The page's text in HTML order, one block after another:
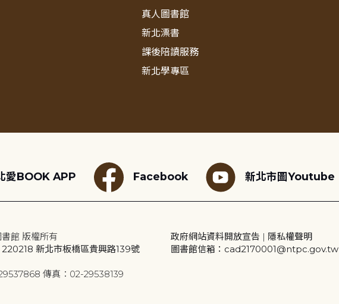
真人圖書館
新北漂書
課後陪讀服務
新北學專區
愛BOOK APP Facebook 新北市圖Youtube
館 版權所有
新北市板橋區貴興路139號
傳真：02-29538139
政府網站資料開放宣告 | 隱私權聲明
圖書館信箱：cad2170001@ntpc.gov.tw